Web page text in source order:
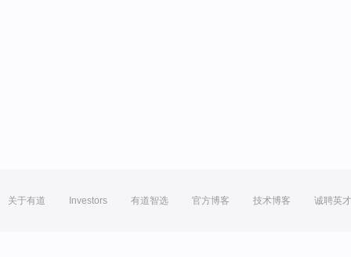
关于有道 Investors 有道智选 官方博客 技术博客 诚聘英才